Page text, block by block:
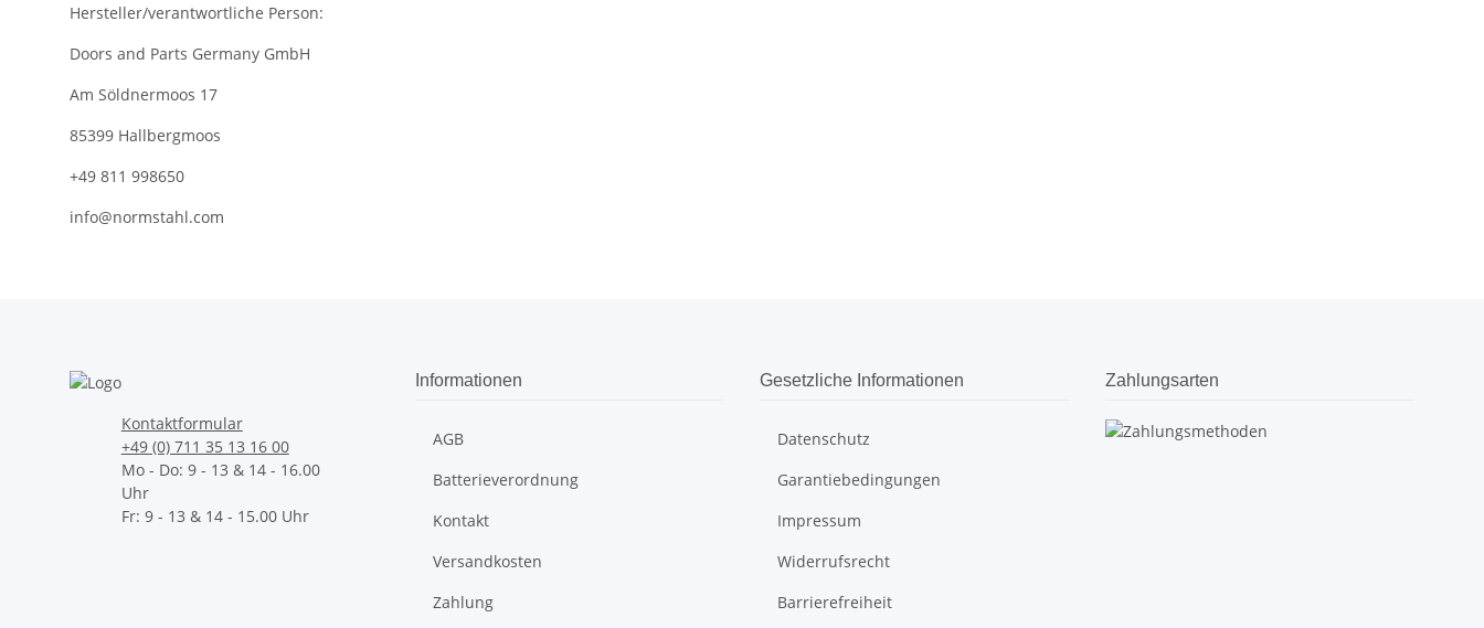
Hersteller/verantwortliche Person:
Doors and Parts Germany GmbH
Am Söldnermoos 17
85399 Hallbergmoos
+49 811 998650
info@normstahl.com
Kontaktformular
+49 (0) 711 35 13 16 00
Mo - Do: 9 - 13 & 14 - 16.00
Uhr
Fr: 9 - 13 & 14 - 15.00 Uhr
Informationen
AGB
Batterieverordnung
Kontakt
Versandkosten
Zahlung
Gesetzliche Informationen
Datenschutz
Garantiebedingungen
Impressum
Widerrufsrecht
Barrierefreiheit
Zahlungsarten